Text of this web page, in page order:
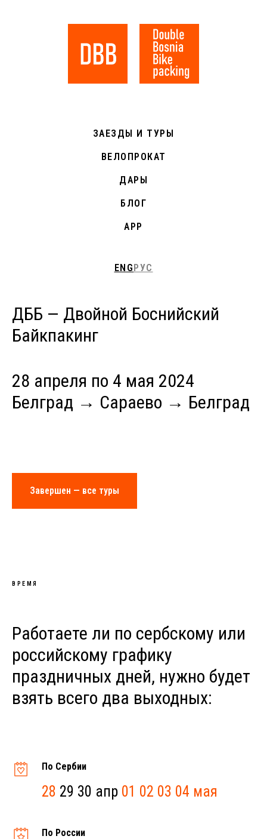
ЗАЕЗДЫ И ТУРЫ
ВЕЛОПРОКАТ
ДАРЫ
БЛОГ
APP
ENGРУС
ДББ — Двойной Боснийский
Байкпакинг
28 апреля по 4 мая 2024
Белград → Сараево → Белград
Завершен — все туры
ВРЕМЯ
Работаете ли по сербскому или
российскому графику
праздничных дней, нужно будет
взять всего два выходных:
По Сербии
28 29 30 апр 01 02 03 04 мая
По России